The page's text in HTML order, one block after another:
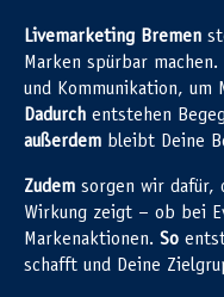
Livemarketing Bremen
Marken spürbar
und Kommunikation, um
Dadurch entstehen
außerdem bleibt Deine
Zudem sorgen wir dafür,
Wirkung zeigt – ob bei
Markenaktionen. So
schafft und Deine